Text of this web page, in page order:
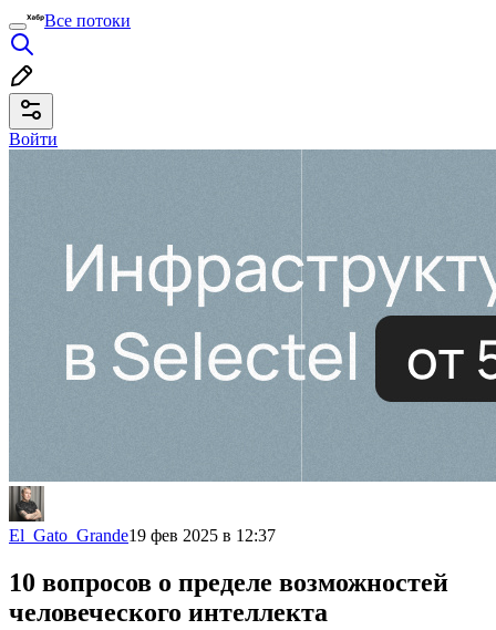
Все потоки
Войти
El_Gato_Grande19 фев 2025 в 12:37
10 вопросов о пределе возможностей
человеческого интеллекта